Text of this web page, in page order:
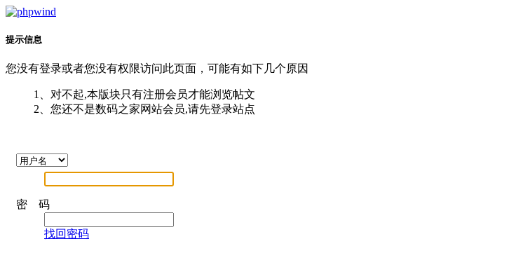
提示信息
您没有登录或者您没有权限访问此页面，可能有如下几个原因
1、对不起,本版块只有注册会员才能浏览帖文
2、您还不是数码之家网站会员,请先登录站点
密 码
找回密码